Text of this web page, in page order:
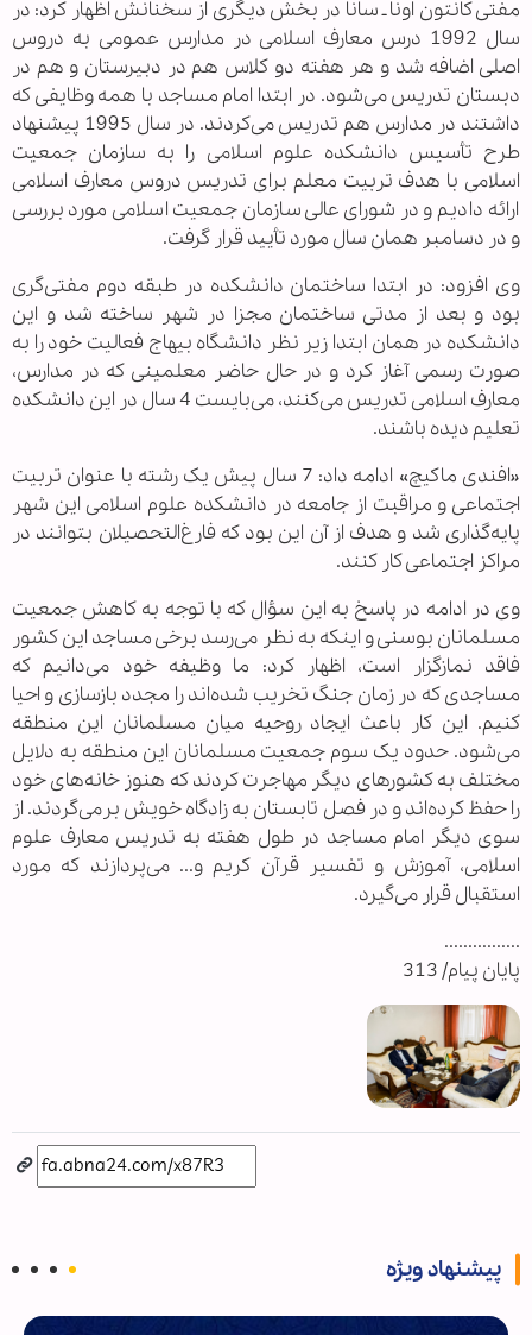
مفتی کانتون اونا ـ سانا در بخش دیگری از سخنانش اظهار کرد: در
سال 1992 درس معارف اسلامی در مدارس عمومی به دروس
اصلی اضافه شد و هر هفته دو کلاس هم در دبیرستان و هم در
دبستان تدریس می‌شود. در ابتدا امام مساجد با همه وظایفی که
داشتند در مدارس هم تدریس می‌کردند. در سال 1995 پیشنهاد
طرح تأسیس دانشکده علوم اسلامی را به سازمان جمعیت
اسلامی با هدف تربیت معلم برای تدریس دروس معارف اسلامی
ارائه دادیم و در شورای عالی سازمان جمعیت اسلامی مورد بررسی
و در دسامبر همان سال مورد تأیید قرار گرفت.
وی افزود: در ابتدا ساختمان دانشکده در طبقه دوم مفتی‌گری
بود و بعد از مدتی ساختمان مجزا در شهر ساخته شد و این
دانشکده در همان ابتدا زیر نظر دانشگاه بیهاج فعالیت خود را به
صورت رسمی آغاز کرد و در حال حاضر معلمینی که در مدارس،
معارف اسلامی تدریس می‌کنند، می‌بایست 4 سال در این دانشکده
تعلیم دیده باشند.
«افندی ماکیچ» ادامه داد: 7 سال پیش یک رشته با عنوان تربیت
اجتماعی و مراقبت از جامعه در دانشکده علوم اسلامی این شهر
پایه‌گذاری شد و هدف از آن این بود که فارغ‌التحصیلان بتوانند در
مراکز اجتماعی کار کنند.
وی در ادامه در پاسخ به این سؤال که با توجه به کاهش جمعیت
مسلمانان بوسنی و اینکه به نظر می‌رسد برخی مساجد این کشور
فاقد نمازگزار است، اظهار کرد: ما وظیفه خود می‌دانیم که
مساجدی که در زمان جنگ تخریب شده‌اند را مجدد بازسازی و احیا
کنیم. این کار باعث ایجاد روحیه میان مسلمانان این منطقه
می‌شود. حدود یک سوم جمعیت مسلمانان این منطقه به دلایل
مختلف به کشورهای دیگر مهاجرت کردند که هنوز خانه‌های خود
را حفظ کرده‌اند و در فصل تابستان به زادگاه خویش برمی‌گردند. از
سوی دیگر امام مساجد در طول هفته به تدریس معارف علوم
اسلامی، آموزش و تفسیر قرآن کریم و... می‌پردازند که مورد
استقبال قرار می‌گیرد.
................
پایان پیام/ 313
پیشنهاد ویژه